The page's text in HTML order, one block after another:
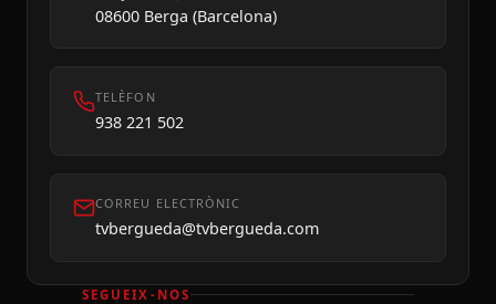
08600 Berga (Barcelona)
TELÈFON
938 221 502
CORREU ELECTRÒNIC
tvbergueda@tvbergueda.com
SEGUEIX-NOS